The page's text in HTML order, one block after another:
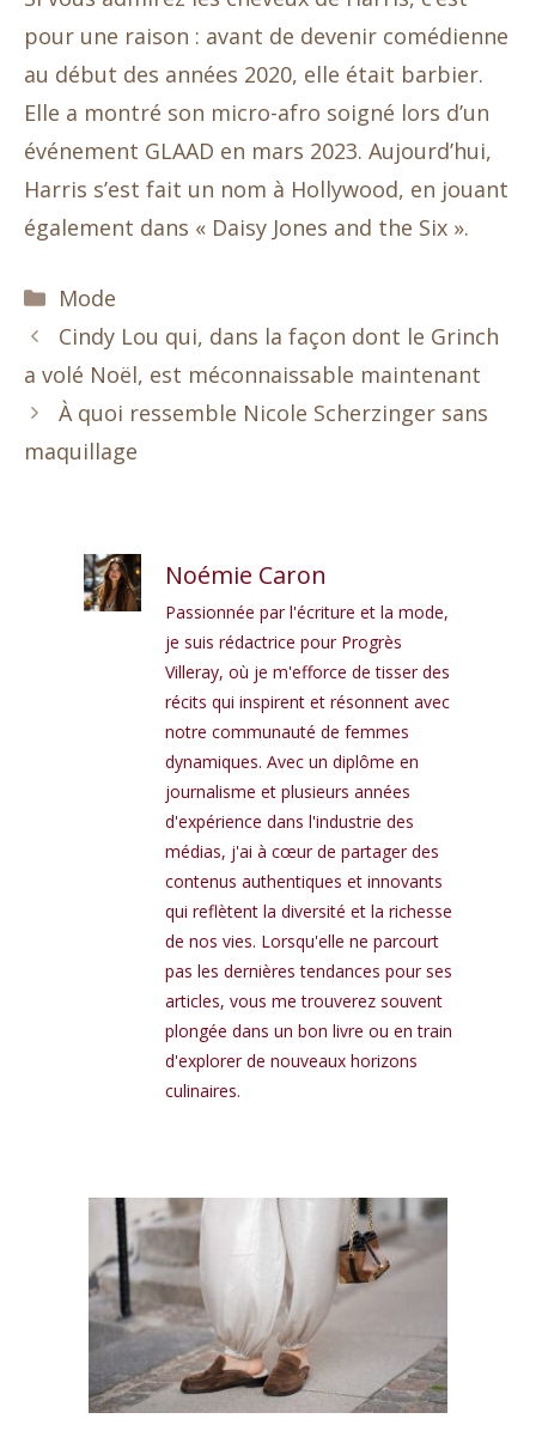
pour une raison : avant de devenir comédienne
au début des années 2020, elle était barbier.
Elle a montré son micro-afro soigné lors d’un
événement GLAAD en mars 2023. Aujourd’hui,
Harris s’est fait un nom à Hollywood, en jouant
également dans « Daisy Jones and the Six ».
Catégories
Mode
Cindy Lou qui, dans la façon dont le Grinch
a volé Noël, est méconnaissable maintenant
À quoi ressemble Nicole Scherzinger sans
maquillage
Noémie Caron
Passionnée par l'écriture et la mode,
je suis rédactrice pour Progrès
Villeray, où je m'efforce de tisser des
récits qui inspirent et résonnent avec
notre communauté de femmes
dynamiques. Avec un diplôme en
journalisme et plusieurs années
d'expérience dans l'industrie des
médias, j'ai à cœur de partager des
contenus authentiques et innovants
qui reflètent la diversité et la richesse
de nos vies. Lorsqu'elle ne parcourt
pas les dernières tendances pour ses
articles, vous me trouverez souvent
plongée dans un bon livre ou en train
d'explorer de nouveaux horizons
culinaires.